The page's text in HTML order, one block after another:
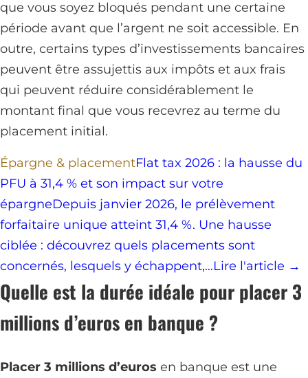
que vous soyez bloqués pendant une certaine
période avant que l’argent ne soit accessible. En
outre, certains types d’investissements bancaires
peuvent être assujettis aux impôts et aux frais
qui peuvent réduire considérablement le
montant final que vous recevrez au terme du
placement initial.
Épargne & placementFlat tax 2026 : la hausse du
PFU à 31,4 % et son impact sur votre
épargneDepuis janvier 2026, le prélèvement
forfaitaire unique atteint 31,4 %. Une hausse
ciblée : découvrez quels placements sont
concernés, lesquels y échappent,…Lire l'article →
Quelle est la durée idéale pour placer 3
millions d’euros en banque ?
Placer 3 millions d’euros en banque est une